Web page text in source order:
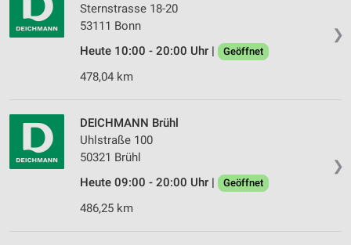
❯
Sternstrasse 18-20
53111 Bonn
Heute 10:00 - 20:00 Uhr |
Geöffnet
478,04 km
❯
DEICHMANN Brühl
Uhlstraße 100
50321 Brühl
Heute 09:00 - 20:00 Uhr |
Geöffnet
486,25 km